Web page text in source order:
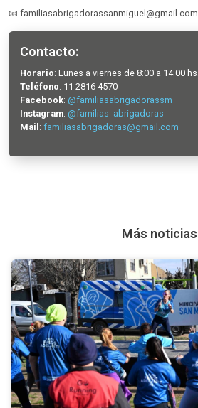
📧 familiasabrigadorassanmiguel@gmail.com
Contacto:
Horario: Lunes a viernes de 8:00 a 14:00 hs.
Teléfono: 11 2816 4570
Facebook: @familiasabrigadorassm
Instagram: @familias_abrigadoras
Mail : familiasabrigadoras@gmail.com
Más noticias